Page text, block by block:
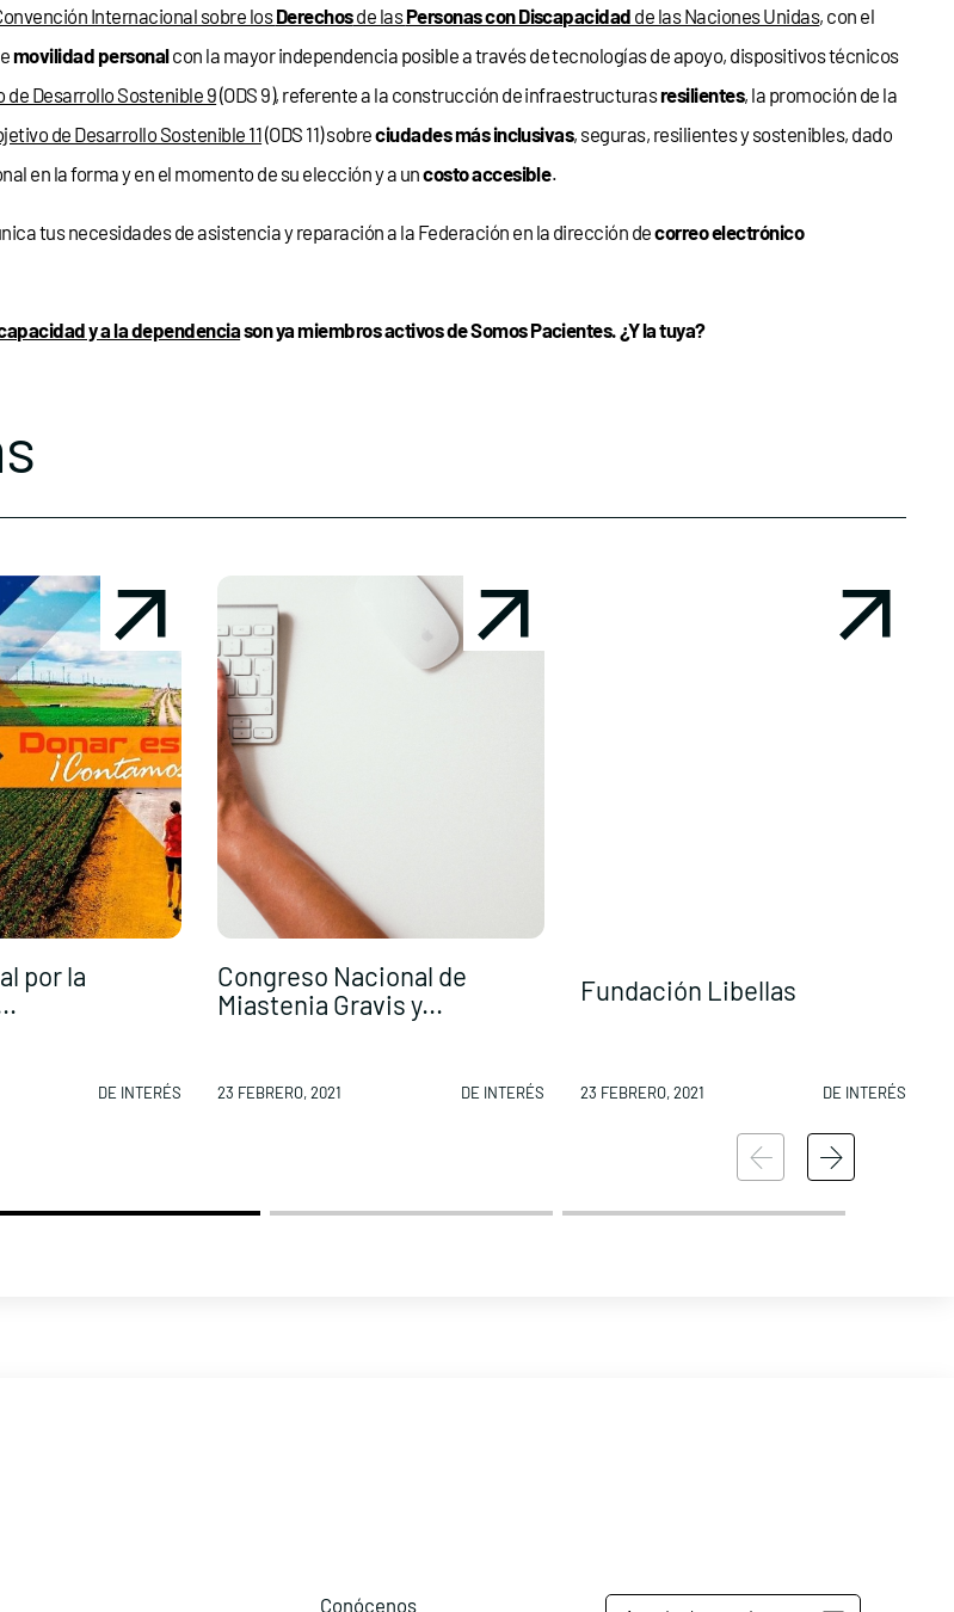
Internacional sobre losDerechosde lasPersonas con Discapacidad de las Naciones Unidas, con el
movilidad personalcon la mayor independencia posible a través de tecnologías de apoyo, dispositivos técnicos
de Desarrollo Sostenible 9(ODS 9), referente a la construcción de infraestructurasresilientes, la promoción de la
de Desarrollo Sostenible 11(ODS 11) sobreciudades más inclusivas, seguras, resilientes y sostenibles, dado
en la forma y en el momento de su elección y a uncosto accesible.
tus necesidades de asistencia y reparación a la Federación en la dirección decorreo electrónico
y a la dependenciason ya miembros activos de Somos Pacientes. ¿Y la tuya?
por la
DE INTERÉS
Congreso Nacional de
Miastenia Gravis y...
23 FEBRERO, 2021 DE INTERÉS
Fundación Libellas
23 FEBRERO, 2021 DE INTERÉS
Conócenos